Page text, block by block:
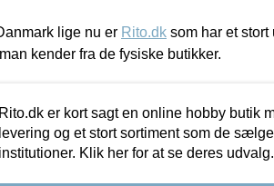
lige nu er Rito.dk som har et stort
kender fra de fysiske butikker.
Rito.dk er kort sagt en online hobby butik
levering og et stort sortiment som de
institutioner. Klik her for at se deres udvalg.